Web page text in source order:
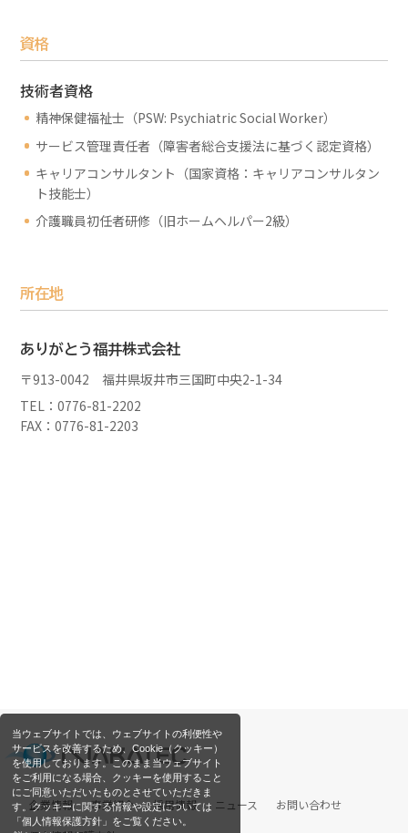
当ウェブサイトでは、ウェブサイトの利便性や
サービスを改善するため、Cookie（クッキー）
を使用しております。このまま当ウェブサイト
をご利用になる場合、クッキーを使用すること
にご同意いただいたものとさせていただきま
す。クッキーに関する情報や設定については
「個人情報保護方針」をご覧ください。
資格
技術者資格
精神保健福祉士（PSW: Psychiatric Social Worker）
サービス管理責任者（障害者総合支援法に基づく認定資格）
キャリアコンサルタント（国家資格：キャリアコンサルタン
ト技能士）
介護職員初任者研修（旧ホームヘルパー2級）
所在地
ありがとう福井株式会社
〒913-0042 福井県坂井市三国町中央2-1-34
TEL：0776-81-2202
FAX：0776-81-2203
企業情報 事業紹介 採用情報 ニュース
お問い合わせ